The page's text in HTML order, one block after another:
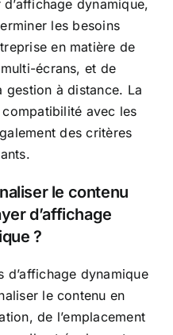
dynamique,
les besoins
en matière de
écrans, et de
à distance. La
avec les
des critères
le contenu
d’affichage
?
d’affichage dynamique
le contenu en
de l’emplacement